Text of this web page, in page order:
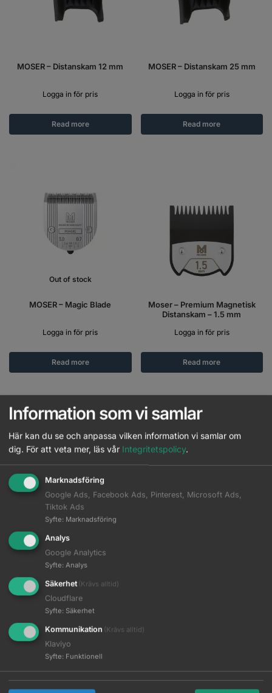
MOSER – Distanskam 12 mm
Logga in för pris
Read more
MOSER – Distanskam 25 mm
Logga in för pris
Read more
Out of stock
MOSER – Magic Blade
Logga in för pris
Read more
Moser – Premium Magnetisk
Distanskam – 1.5 mm
Logga in för pris
Read more
Moser – Premium Magnetisk
Distanskam – 4.5 mm
Logga in för pris
Read more
Information som vi samlar
Här kan du se och anpassa vilken information vi samlar om
dig. För att veta mer, läs vår Integritetspolicy.
Marknadsföring
Google Ads, Facebook Ads, Pinterest, Microsoft Ads,
Tiktok Ads
Syfte: Marknadsföring
Analys
Google Analytics
Syfte: Analys
Säkerhet (Krävs alltid)
Cloudflare
Syfte: Säkerhet
Kommunikation (Krävs alltid)
Klaviyo
Syfte: Funktionell